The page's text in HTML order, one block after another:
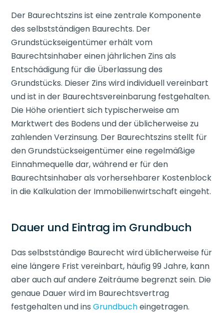
Der Baurechtszins ist eine zentrale Komponente
des selbstständigen Baurechts. Der
Grundstückseigentümer erhält vom
Baurechtsinhaber einen jährlichen Zins als
Entschädigung für die Überlassung des
Grundstücks. Dieser Zins wird individuell vereinbart
und ist in der Baurechtsvereinbarung festgehalten.
Die Höhe orientiert sich typischerweise am
Marktwert des Bodens und der üblicherweise zu
zahlenden Verzinsung. Der Baurechtszins stellt für
den Grundstückseigentümer eine regelmäßige
Einnahmequelle dar, während er für den
Baurechtsinhaber als vorhersehbarer Kostenblock
in die Kalkulation der Immobilienwirtschaft eingeht.
Dauer und Eintrag im Grundbuch
Das selbstständige Baurecht wird üblicherweise für
eine längere Frist vereinbart, häufig 99 Jahre, kann
aber auch auf andere Zeiträume begrenzt sein. Die
genaue Dauer wird im Baurechtsvertrag
festgehalten und insGrundbucheingetragen.